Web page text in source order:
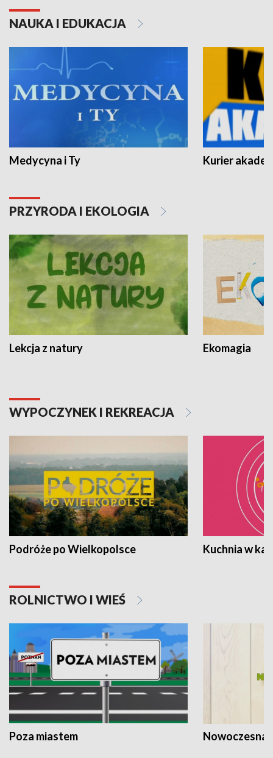
NAUKA I EDUKACJA
Medycyna i Ty Kurier
PRZYRODA I EKOLOGIA
Lekcja z natury Ekomagia
WYPOCZYNEK I REKREACJA
Podróże po Wielkopolsce Kuchnia w
ROLNICTWO I WIEŚ
Poza miastem Nowoczesna